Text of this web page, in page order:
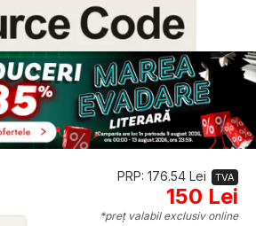
PRP: 176.54 Lei TVA
150 Lei
*preț valabil exclusiv online